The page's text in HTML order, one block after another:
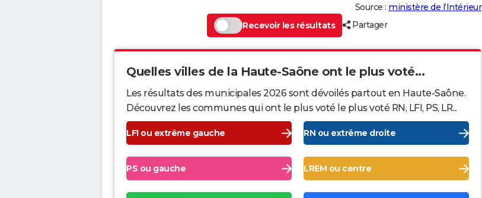
Source : ministère de l’Intérieur
Recevoir les résultats
Partager
Quelles villes de la Haute-Saône ont le plus voté...
Les résultats des municipales 2026 sont dévoilés partout en Haute-Saône.
Découvrez les communes qui ont le plus voté le plus voté RN, LFI, PS, LR...
LFI ou extrême gauche RN ou extrême droite
PS ou gauche LREM ou centre